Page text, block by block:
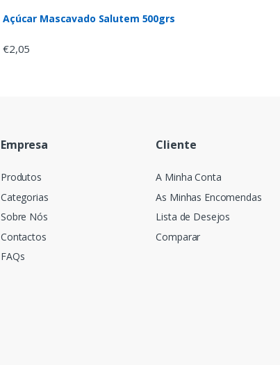
Açúcar Mascavado Salutem 500grs
€2,05
Empresa
Produtos
Categorias
Sobre Nós
Contactos
FAQs
Cliente
A Minha Conta
As Minhas Encomendas
Lista de Desejos
Comparar